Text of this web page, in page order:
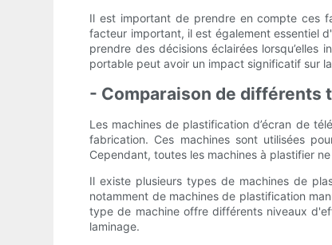
Il est important de prendre en compte ces
facteur important, il est également essentiel
prendre des décisions éclairées
portable peut avoir un impact significatif sur
- Comparaison de différents
Les machines de plastification d’écran de
fabrication. Ces machines sont utilisées
Cependant, toutes les machines à plastifier
Il existe plusieurs types de machines de
notamment de machines de plastification
type de machine offre différents niveaux
laminage.